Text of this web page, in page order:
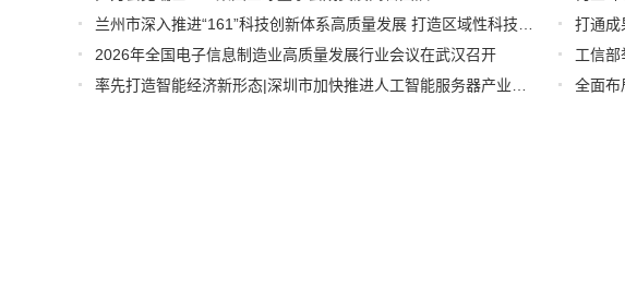
2026年全国电子信息制造业高质量发展行业会议在武汉召开
工信部
全面布